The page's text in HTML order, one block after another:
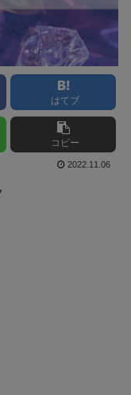
はてブ
コピー
2022.11.06